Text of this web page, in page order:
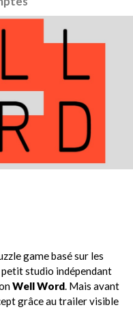
game basé sur les
studio indépendant
Well Word. Mais avant
grâce au trailer visible